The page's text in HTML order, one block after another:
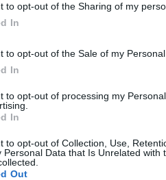
to opt-out of the Sharing of my
In
to opt-out of the Sale of my Personal
In
to opt-out of processing my
In
to opt-out of Collection, Use,
Personal Data that Is Unrelated with
Out